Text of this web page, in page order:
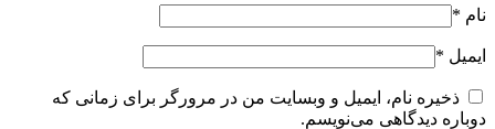
نام *
ایمیل *
ذخیره نام، ایمیل و وبسایت من در مرورگر برای زمانی که
دوباره دیدگاهی می‌نویسم.